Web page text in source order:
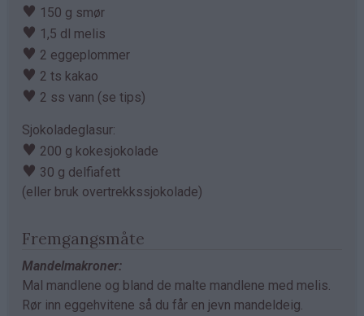
♥ 150 g smør
♥ 1,5 dl melis
♥ 2 eggeplommer
♥ 2 ts kakao
♥ 2 ss vann (se tips)
Sjokoladeglasur:
♥ 200 g kokesjokolade
♥ 30 g delfiafett
(eller bruk overtrekkssjokolade)
Fremgangsmåte
Mandelmakroner:
Mal mandlene og bland de malte mandlene med melis.
Rør inn eggehvitene så du får en jevn mandeldeig.